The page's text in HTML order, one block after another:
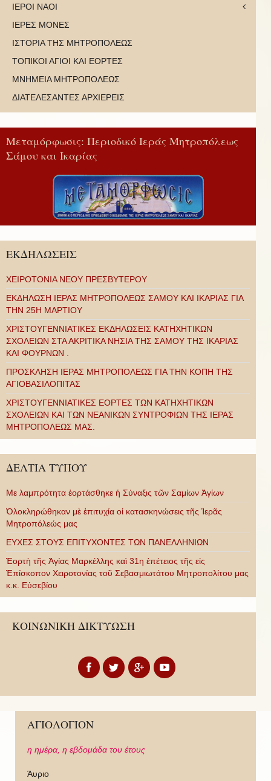
ΙΕΡΟΙ ΝΑΟΙ
ΙΕΡΕΣ ΜΟΝΕΣ
ΙΣΤΟΡΙΑ ΤΗΣ ΜΗΤΡΟΠΟΛΕΩΣ
ΤΟΠΙΚΟΙ ΑΓΙΟΙ ΚΑΙ ΕΟΡΤΕΣ
ΜΝΗΜΕΙΑ ΜΗΤΡΟΠΟΛΕΩΣ
ΔΙΑΤΕΛΕΣΑΝΤΕΣ ΑΡΧΙΕΡΕΙΣ
Μεταμόρφωσις: Περιοδικό Ιεράς Μητροπόλεως
Σάμου και Ικαρίας
ΕΚΔΗΛΩΣΕΙΣ
ΧΕΙΡΟΤΟΝΙΑ ΝΕΟΥ ΠΡΕΣΒΥΤΕΡΟΥ
ΕΚΔΗΛΩΣΗ ΙΕΡΑΣ ΜΗΤΡΟΠΟΛΕΩΣ ΣΑΜΟΥ ΚΑΙ ΙΚΑΡΙΑΣ ΓΙΑ
ΤΗΝ 25Η ΜΑΡΤΙΟΥ
ΧΡΙΣΤΟΥΓΕΝΝΙΑΤΙΚΕΣ ΕΚΔΗΛΩΣΕΙΣ ΚΑΤΗΧΗΤΙΚΩΝ
ΣΧΟΛΕΙΩΝ ΣΤΑ ΑΚΡΙΤΙΚΑ ΝΗΣΙΑ ΤΗΣ ΣΑΜΟΥ ΤΗΣ ΙΚΑΡΙΑΣ
ΚΑΙ ΦΟΥΡΝΩΝ .
ΠΡΟΣΚΛΗΣΗ ΙΕΡΑΣ ΜΗΤΡΟΠΟΛΕΩΣ ΓΙΑ ΤΗΝ ΚΟΠΗ ΤΗΣ
ΑΓΙΟΒΑΣΙΛΟΠΙΤΑΣ
ΧΡΙΣΤΟΥΓΕΝΝΙΑΤΙΚΕΣ ΕΟΡΤΕΣ ΤΩΝ ΚΑΤΗΧΗΤΙΚΩΝ
ΣΧΟΛΕΙΩΝ ΚΑΙ ΤΩΝ ΝΕΑΝΙΚΩΝ ΣΥΝΤΡΟΦΙΩΝ ΤΗΣ ΙΕΡΑΣ
ΜΗΤΡΟΠΟΛΕΩΣ ΜΑΣ.
ΔΕΛΤΙΑ ΤΥΠΟΥ
Με λαμπρότητα ἑορτάσθηκε ἡ Σύναξις τῶν Σαμίων Ἁγίων
Ὁλοκληρώθηκαν μὲ ἐπιτυχία οἱ κατασκηνώσεις τῆς Ἱερᾶς
Μητροπόλεώς μας
ΕΥΧΕΣ ΣΤΟΥΣ ΕΠΙΤΥΧΟΝΤΕΣ ΤΩΝ ΠΑΝΕΛΛΗΝΙΩΝ
Ἑορτὴ τῆς Ἁγίας Μαρκέλλης καὶ 31η ἐπέτειος τῆς εἰς
Ἐπίσκοπον Χειροτονίας τοῦ Σεβασμιωτάτου Μητροπολίτου μας
κ.κ. Εὐσεβίου
ΚΟΙΝΩΝΙΚΗ ΔΙΚΤΥΩΣΗ
ΑΓΙΟΛΟΓΙΟΝ
η ημέρα, η εβδομάδα του έτους
Άυριο